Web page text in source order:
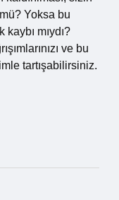
Yoksa bu
mıydı?
ve bu
tartışabilirsiniz.